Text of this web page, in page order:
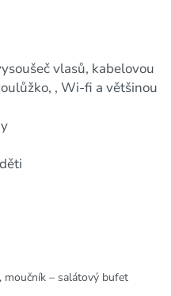
vlasů, kabelovou
, Wi-fi a většinou
moučník – salátový bufet